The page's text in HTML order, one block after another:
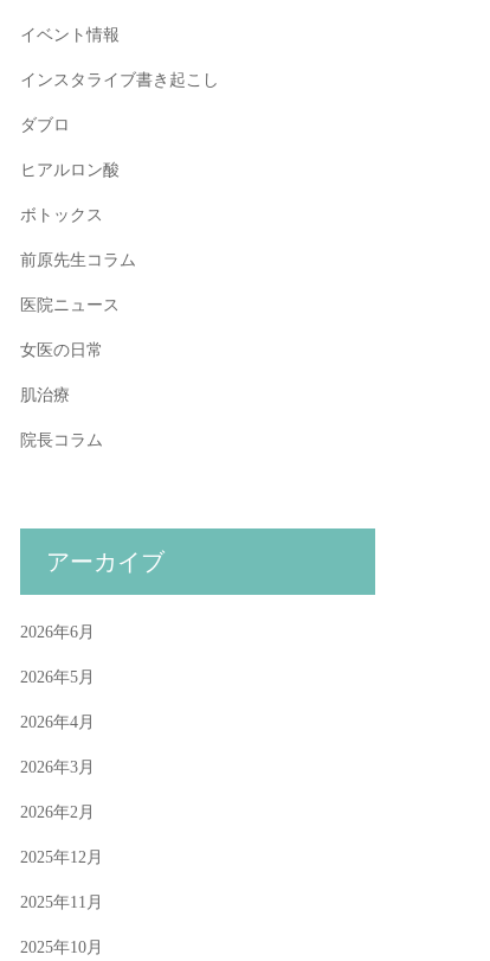
イベント情報
インスタライブ書き起こし
ダブロ
ヒアルロン酸
ボトックス
前原先生コラム
医院ニュース
女医の日常
肌治療
院長コラム
アーカイブ
2026年6月
2026年5月
2026年4月
2026年3月
2026年2月
2025年12月
2025年11月
2025年10月